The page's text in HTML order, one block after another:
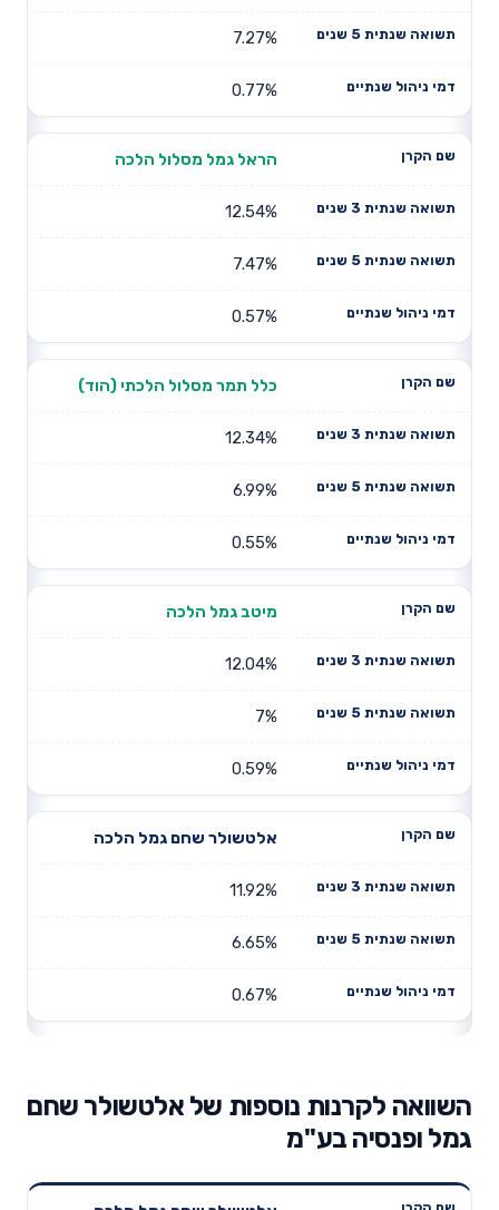
7.27%
0.77%
הראל גמל מסלול הלכה
12.54%
7.47%
0.57%
כלל תמר מסלול הלכתי (הוד)
12.34%
6.99%
0.55%
מיטב גמל הלכה
12.04%
7%
0.59%
אלטשולר שחם גמל הלכה
11.92%
6.65%
0.67%
השוואה לקרנות נוספות של אלטשולר שחם
גמל ופנסיה בע"מ